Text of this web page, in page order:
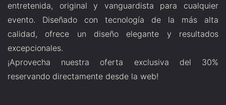
entretenida, original y vanguardista para cualquier
evento. Diseñado con tecnología de la más alta
calidad, ofrece un diseño elegante y resultados
excepcionales.
¡Aprovecha nuestra oferta exclusiva del 30%
reservando directamente desde la web!